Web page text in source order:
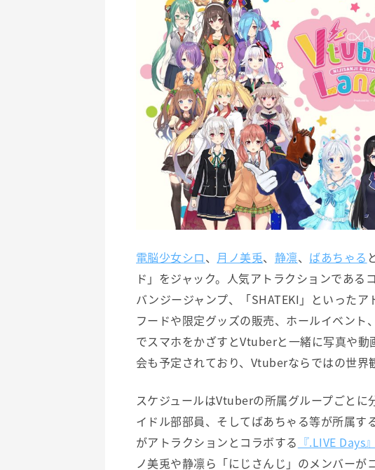
電脳少女シロ、 月ノ美兎、 静凛、 ばあちゃる
ド」をジャック。人気アトラクションである
バンジージャンプ、「SHATEKI」といった
フードや限定グッズの販売、ホールイベント
でスマホをかざすとVtuberと一緒に写真や
会も予定されており、Vtuberならではの世界
スケジュールはVtuberの所属グループごと
イドル部部員、そしてばあちゃる等が所属す
がアトラクションとコラボする 『.LIVE Days』
ノ美兎や静凛ら「にじさんじ」のメンバーが